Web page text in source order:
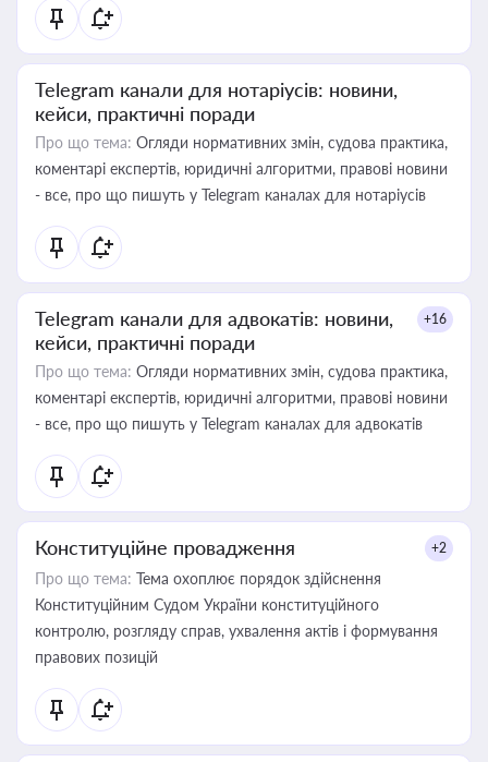
Telegram канали для нотаріусів: новини,
кейси, практичні поради
Про що тема: Огляди нормативних змін, судова практика,
коментарі експертів, юридичні алгоритми, правові новини
- все, про що пишуть у Telegram каналах для нотаріусів
Telegram канали для адвокатів: новини,
кейси, практичні поради
+16
Про що тема: Огляди нормативних змін, судова практика,
коментарі експертів, юридичні алгоритми, правові новини
- все, про що пишуть у Telegram каналах для адвокатів
Конституційне провадження +2
Про що тема: Тема охоплює порядок здійснення
Конституційним Судом України конституційного
контролю, розгляду справ, ухвалення актів і формування
правових позицій